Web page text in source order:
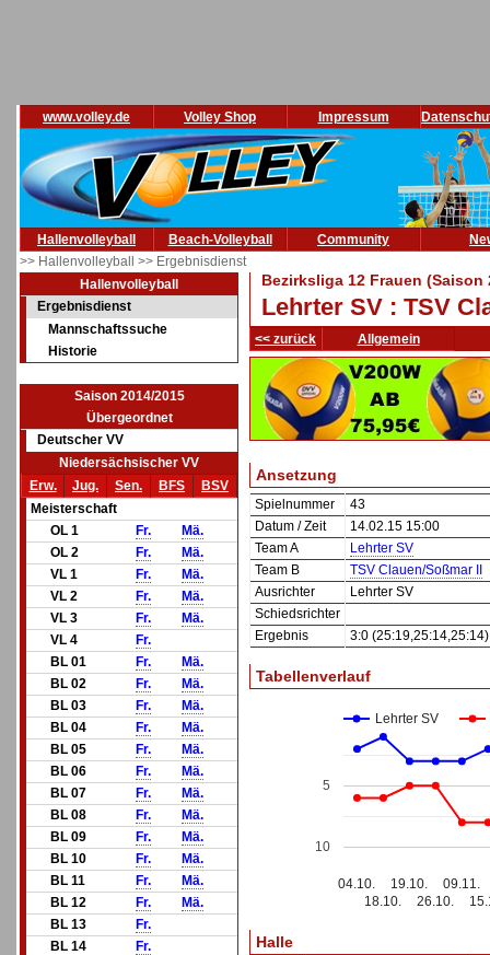
www.volley.de Volley Shop Impressum
Hallenvolleyball Beach-Volleyball Community
>> Hallenvolleyball >> Ergebnisdienst
Hallenvolleyball
Ergebnisdienst
Mannschaftssuche
Historie
Saison 2014/2015
Übergeordnet
Deutscher VV
Niedersächsischer VV
Erw.
Jug. Sen. BFS
BSV
Meisterschaft
OL 1
Fr.
Mä.
OL 2
Fr.
Mä.
VL 1
Fr.
Mä.
VL 2
Fr.
Mä.
VL 3
Fr.
Mä.
VL 4
Fr.
BL 01
Fr.
Mä.
BL 02
Fr.
Mä.
BL 03
Fr.
Mä.
BL 04
Fr.
Mä.
BL 05
Fr.
Mä.
BL 06
Fr.
Mä.
BL 07
Fr.
Mä.
BL 08
Fr.
Mä.
BL 09
Fr.
Mä.
BL 10
Fr.
Mä.
BL 11
Fr.
Mä.
BL 12
Fr.
Mä.
BL 13
Fr.
BL 14
Fr.
Bezirksliga 12 Frauen (Saison
Lehrter SV : TSV
<< zurück Allgemein
Ansetzung
Spielnummer
43
Datum / Zeit
14.02.15 15:00
Team A
Lehrter SV
Team B
TSV Clauen/Soßmar II
Ausrichter
Lehrter SV
Schiedsrichter
Ergebnis
3:0 (25:19,25:14,25:14)
Tabellenverlauf
Lehrter SV
04.10.
18.10.
19.10.
26.10.
09.11.
5
10
Halle